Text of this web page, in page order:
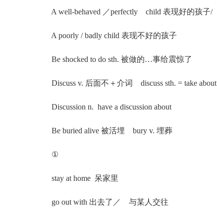
A well-behaved ／perfectly child 表现好的孩子/
A poorly / badly child 表现不好的孩子
Be shocked to do sth. 被做的…事给震惊了
Discuss v. 后面不＋介词 discuss sth. = take about
Discussion n. have a discussion about
Be buried alive 被活埋 bury v. 埋葬
①
stay at home 呆家里
go out with 出去了／ 与某人交往